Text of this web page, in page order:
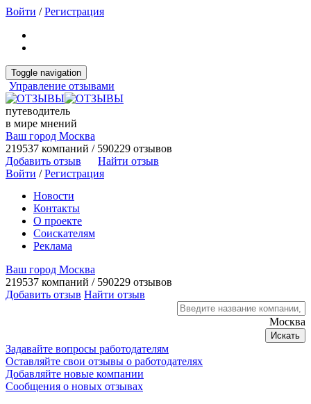
Войти /Регистрация
Toggle navigation
Управление отзывами
путеводитель
в мире мнений
Ваш город Москва
219537 компаний / 590229 отзывов
Добавить отзыв
Найти отзыв
Войти /Регистрация
Новости
Контакты
О проекте
Соискателям
Реклама
Ваш город Москва
219537 компаний / 590229 отзывов
Добавить отзыв Найти отзыв
Москва
Искать
Задавайте вопросы работодателям
Оставляйте свои отзывы о работодателях
Добавляйте новые компании
Сообщения о новых отзывах